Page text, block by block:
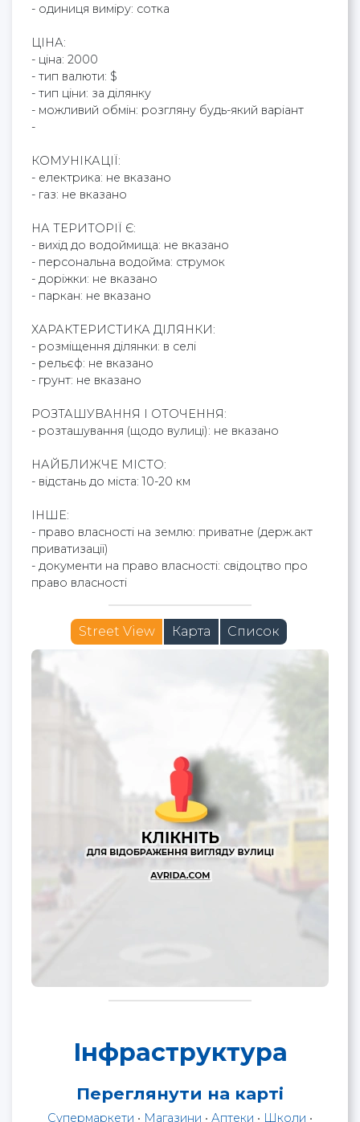
- одиниця виміру: сотка
ЦІНА:
- ціна: 2000
- тип валюти: $
- тип ціни: за ділянку
- можливий обмін: розгляну будь-який варіант
-
КОМУНІКАЦІЇ:
- електрика: не вказано
- газ: не вказано
НА ТЕРИТОРІЇ Є:
- вихід до водоймища: не вказано
- персональна водойма: струмок
- доріжки: не вказано
- паркан: не вказано
ХАРАКТЕРИСТИКА ДІЛЯНКИ:
- розміщення ділянки: в селі
- рельєф: не вказано
- грунт: не вказано
РОЗТАШУВАННЯ І ОТОЧЕННЯ:
- розташування (щодо вулиці): не вказано
НАЙБЛИЖЧЕ МІСТО:
- відстань до міста: 10-20 км
ІНШЕ:
- право власності на землю: приватне (держ.акт
приватизації)
- документи на право власності: свідоцтво про
право власності
Street View Карта Список
Інфраструктура
Переглянути на карті
Супермаркети • Магазини • Аптеки • Школи •